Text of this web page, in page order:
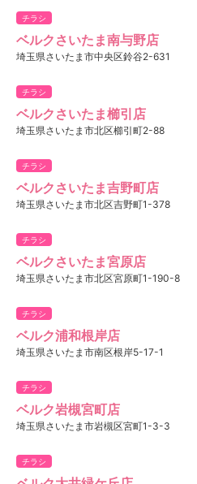
チラシ
ベルクさいたま南与野店
埼玉県さいたま市中央区鈴谷2-631
チラシ
ベルクさいたま櫛引店
埼玉県さいたま市北区櫛引町2-88
チラシ
ベルクさいたま吉野町店
埼玉県さいたま市北区吉野町1-378
チラシ
ベルクさいたま宮原店
埼玉県さいたま市北区宮原町1-190-8
チラシ
ベルク浦和根岸店
埼玉県さいたま市南区根岸5-17-1
チラシ
ベルク岩槻宮町店
埼玉県さいたま市岩槻区宮町1-3-3
チラシ